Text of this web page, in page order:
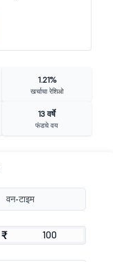
1.21%
खर्चाचा रेशिओ
13 वर्षे
फंडचे वय
वन-टाइम
₹
₹